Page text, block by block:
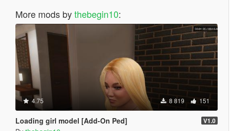
More mods bythebegin10:
4.75 8 819 151
Loading girl model [Add-On Ped] V1.0